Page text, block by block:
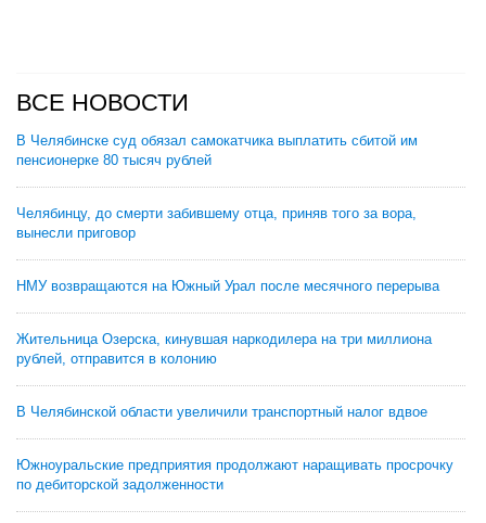
ВСЕ НОВОСТИ
В Челябинске суд обязал самокатчика выплатить сбитой им
пенсионерке 80 тысяч рублей
Челябинцу, до смерти забившему отца, приняв того за вора,
вынесли приговор
НМУ возвращаются на Южный Урал после месячного перерыва
Жительница Озерска, кинувшая наркодилера на три миллиона
рублей, отправится в колонию
В Челябинской области увеличили транспортный налог вдвое
Южноуральские предприятия продолжают наращивать просрочку
по дебиторской задолженности